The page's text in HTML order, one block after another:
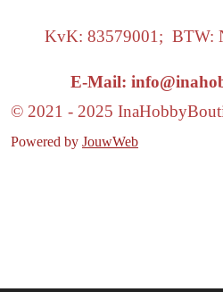
KvK: 83579001; BTW:
E-Mail:
© 2021 - 2025
Powered by JouwWeb